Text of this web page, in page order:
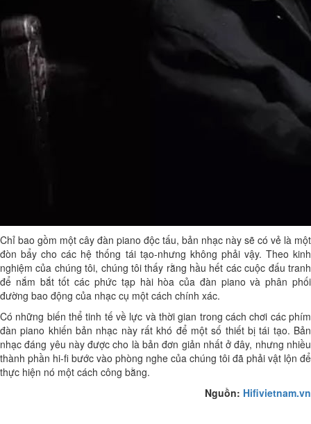
Chỉ bao gồm một cây đàn piano độc tấu, bản nhạc này sẽ có vẻ là một
đòn bẩy cho các hệ thống tái tạo-nhưng không phải vậy. Theo kinh
nghiệm của chúng tôi, chúng tôi thấy rằng hầu hết các cuộc đấu tranh
để nắm bắt tốt các phức tạp hài hòa của đàn piano và phân phối
đường bao động của nhạc cụ một cách chính xác.
Có những biến thể tinh tế về lực và thời gian trong cách chơi các phím
đàn piano khiến bản nhạc này rất khó để một số thiết bị tái tạo. Bản
nhạc đáng yêu này được cho là bản đơn giản nhất ở đây, nhưng nhiều
thành phần hi-fi bước vào phòng nghe của chúng tôi đã phải vật lộn để
thực hiện nó một cách công bằng.
Nguồn: Hifivietnam.vn